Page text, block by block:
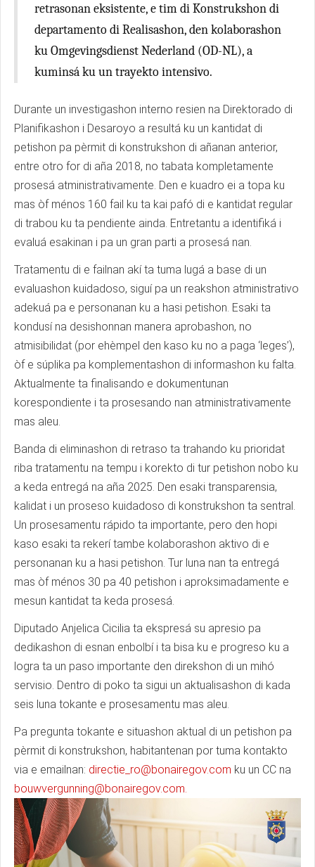
retrasonan eksistente, e tim di Konstrukshon di
departamento di Realisashon, den kolaborashon
ku Omgevingsdienst Nederland (OD-NL), a
kuminsá ku un trayekto intensivo.
Durante un investigashon interno resien na Direktorado di
Planifikashon i Desaroyo a resultá ku un kantidat di
petishon pa pèrmit di konstrukshon di añanan anterior,
entre otro for di aña 2018, no tabata kompletamente
prosesá atministrativamente. Den e kuadro ei a topa ku
mas òf ménos 160 fail ku ta kai pafó di e kantidat regular
di trabou ku ta pendiente ainda. Entretantu a identifiká i
evaluá esakinan i pa un gran parti a prosesá nan.
Tratamentu di e failnan akí ta tuma lugá a base di un
evaluashon kuidadoso, siguí pa un reakshon atministrativo
adekuá pa e personanan ku a hasi petishon. Esaki ta
kondusí na desishonnan manera aprobashon, no
atmisibilidat (por ehèmpel den kaso ku no a paga ‘leges’),
òf e súplika pa komplementashon di informashon ku falta.
Aktualmente ta finalisando e dokumentunan
korespondiente i ta prosesando nan atministrativamente
mas aleu.
Banda di eliminashon di retraso ta trahando ku prioridat
riba tratamentu na tempu i korekto di tur petishon nobo ku
a keda entregá na aña 2025. Den esaki transparensia,
kalidat i un proseso kuidadoso di konstrukshon ta sentral.
Un prosesamentu rápido ta importante, pero den hopi
kaso esaki ta rekerí tambe kolaborashon aktivo di e
personanan ku a hasi petishon. Tur luna nan ta entregá
mas òf ménos 30 pa 40 petishon i aproksimadamente e
mesun kantidat ta keda prosesá.
Diputado Anjelica Cicilia ta ekspresá su apresio pa
dedikashon di esnan enbolbí i ta bisa ku e progreso ku a
logra ta un paso importante den direkshon di un mihó
servisio. Dentro di poko ta sigui un aktualisashon di kada
seis luna tokante e prosesamentu mas aleu.
Pa pregunta tokante e situashon aktual di un petishon pa
pèrmit di konstrukshon, habitantenan por tuma kontakto
via e emailnan: directie_ro@bonairegov.com ku un CC na
bouwvergunning@bonairegov.com